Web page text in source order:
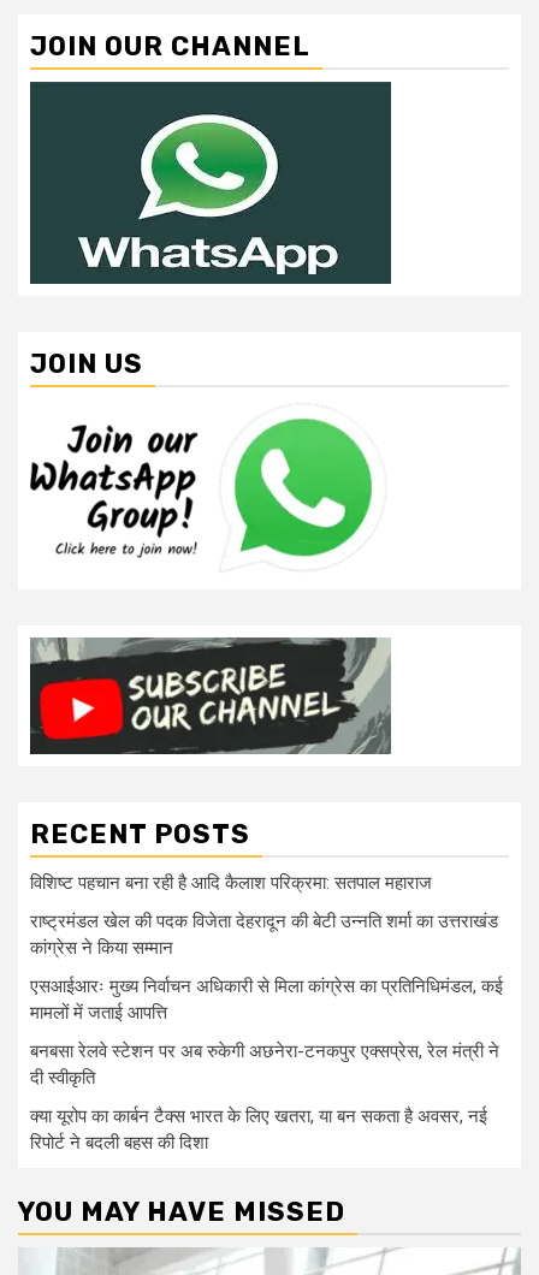
JOIN OUR CHANNEL
JOIN US
RECENT POSTS
विशिष्ट पहचान बना रही है आदि कैलाश परिक्रमा: सतपाल महाराज
राष्ट्रमंडल खेल की पदक विजेता देहरादून की बेटी उन्नति शर्मा का उत्तराखंड
कांग्रेस ने किया सम्मान
एसआईआरः मुख्य निर्वाचन अधिकारी से मिला कांग्रेस का प्रतिनिधिमंडल, कई
मामलों में जताई आपत्ति
बनबसा रेलवे स्टेशन पर अब रुकेगी अछनेरा-टनकपुर एक्सप्रेस, रेल मंत्री ने
दी स्वीकृति
क्या यूरोप का कार्बन टैक्स भारत के लिए खतरा, या बन सकता है अवसर, नई
रिपोर्ट ने बदली बहस की दिशा
YOU MAY HAVE MISSED